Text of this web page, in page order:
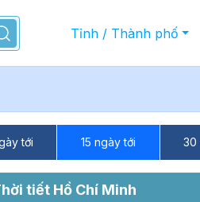
Tỉnh / Thành phố
tới 15 ngày tới 30
tiết Hồ Chí Minh